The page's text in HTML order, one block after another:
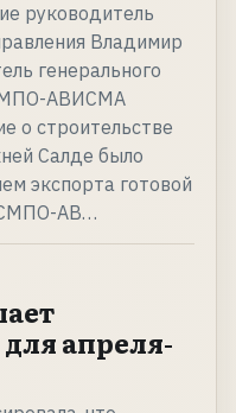
руководитель
Владимир
генерального
АВИСМА
о строительстве
Салде было
экспорта готовой
АВ…
апреля-